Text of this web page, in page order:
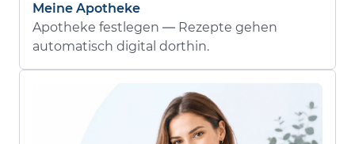
Meine Apotheke
Apotheke festlegen — Rezepte gehen
automatisch digital dorthin.